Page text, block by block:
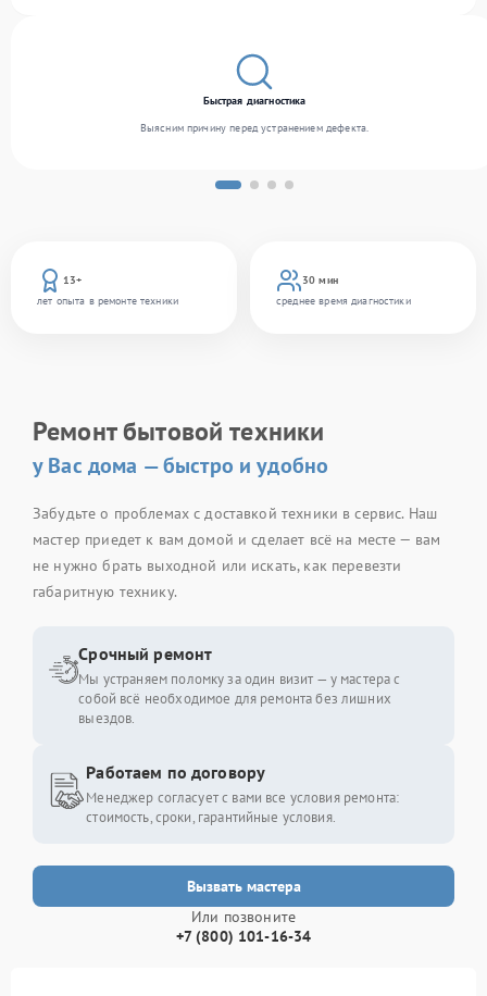
13+
лет опыта в ремонте техники
30 мин
среднее время диагностики
Быстрая диагностика
Выясним причину перед устранением дефекта.
Ремонт бытовой техники
у Вас дома — быстро и удобно
Забудьте о проблемах с доставкой техники в сервис. Наш
мастер приедет к вам домой и сделает всё на месте — вам
не нужно брать выходной или искать, как перевезти
габаритную технику.
Вызвать мастера
Или позвоните
+7 (800) 101-16-34
Срочный ремонт
Мы устраняем поломку за один визит — у мастера с
собой всё необходимое для ремонта без лишних
выездов.
Работаем по договору
Менеджер согласует с вами все условия ремонта:
стоимость, сроки, гарантийные условия.